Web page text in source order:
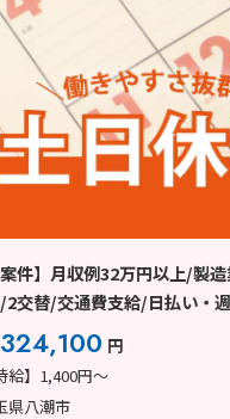
案件】月収例32万円以上/製
2交替/交通費支給/日払い・
324,100 円
給】1,400円～
県八潮市